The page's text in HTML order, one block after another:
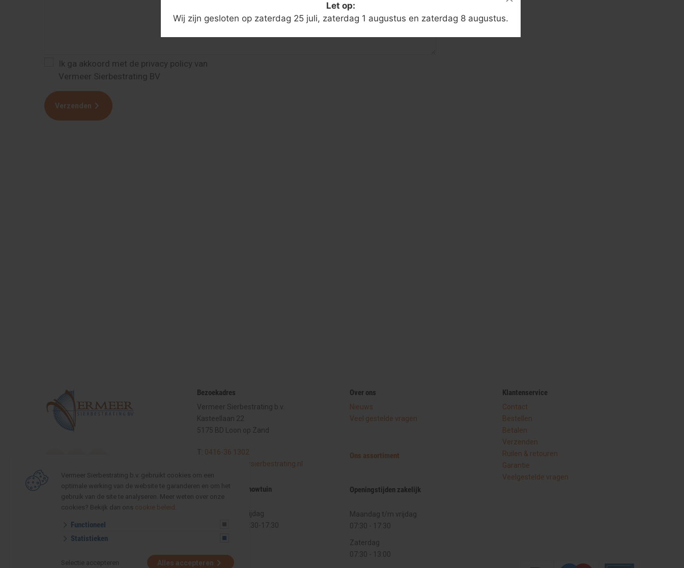
Ik ga akkoord met de privacy policy van
Vermeer Sierbestrating BV
Verzenden
Bezoekadres
Vermeer Sierbestrating b.v.
Kasteellaan 22
5175 BD Loon op Zand
T: 0416-36 1302
info@vermeersierbestrating.nl
Openingstijden showtuin
Maandag t/m vrijdag
12:30-17:30
Zaterdag
09:00-16:00
Over ons
Nieuws
Veel gestelde vragen
Ons assortiment
Openingstijden zakelijk
Maandag t/m vrijdag
07:30 - 17:30
Zaterdag
07:30 - 13:00
Klantenservice
Contact
Bestellen
Betalen
Verzenden
Ruilen & retouren
Garantie
Veelgestelde vragen
Vermeer Sierbestrating b.v. gebruikt cookies om een
optimale werking van de website te garanderen en om het
gebruik van de site te analyseren. Meer weten over onze
cookies? Bekijk dan ons cookie beleid
Functioneel
Statistieken
Selectie accepteren Alles accepteren
Let op:
Wij zijn gesloten op zaterdag 25 juli, zaterdag 1 augustus en zaterdag 8 augustus.